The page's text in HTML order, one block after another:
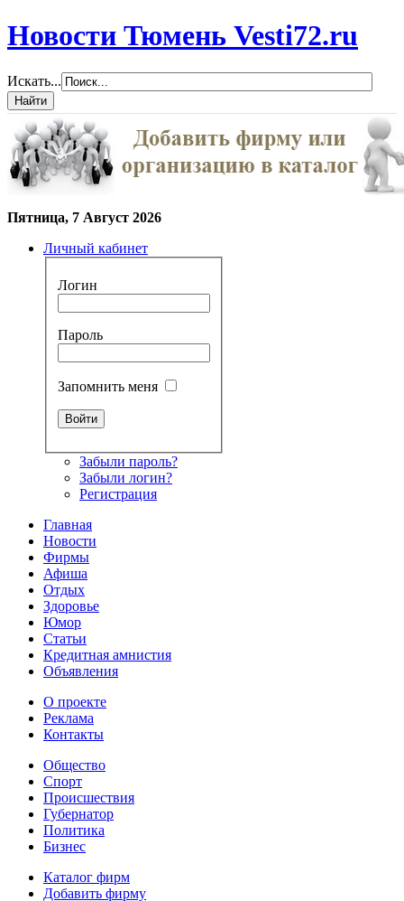
Новости Тюмень Vesti72.ru
Искать...
Пятница, 7 Август 2026
Личный кабинет
Логин
Пароль
Запомнить меня
Забыли пароль?
Забыли логин?
Регистрация
Главная
Новости
Фирмы
Афиша
Отдых
Здоровье
Юмор
Статьи
Кредитная амнистия
Объявления
О проекте
Реклама
Контакты
Общество
Спорт
Происшествия
Губернатор
Политика
Бизнес
Каталог фирм
Добавить фирму